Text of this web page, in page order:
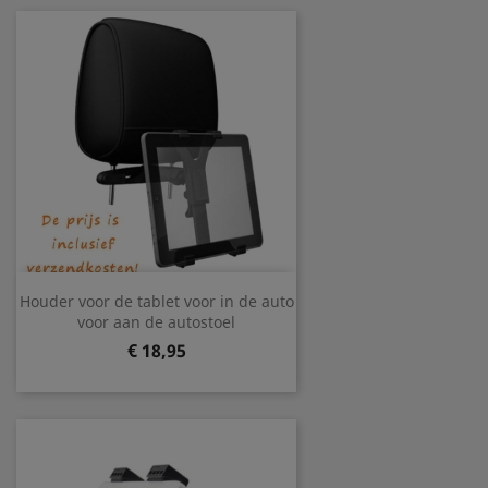
Houder voor de tablet voor in de auto
voor aan de autostoel
Prijs
€ 18,95